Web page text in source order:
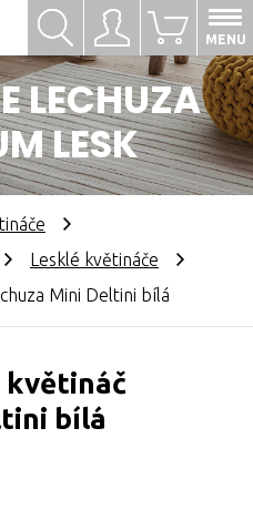
Přihlásit se
LECHUZA
LESK
0
MENU
Hledat
Lesklé květináče
Mini Deltini bílá
květináč
bílá